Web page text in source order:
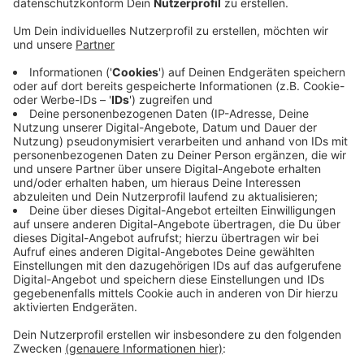
Anzeige
Der belgische Fußball-Meister gilt als der leichteste
Gegner in Gruppe B.Die Werkself ist mit dem DFB-
Pokal-Aus und nur drei Punkten aus fünf Bundesliga-
Partien desolat in die Saison gestartet. Cheftrainer
Gerardo Seoane hofft trotzdem auf einen
Befreiungsschlag heute in Brügge und wird dafür
vermutlich den vor einer Woche aus Chelsea
ausgeliehene Callum Hudson-Odoi in die Startelf
nehmen. Anpfiff zum ersten Bayer 04-Gruppenspiel in
der UEFA Champions League ist heute Abend um 21
Uhr.